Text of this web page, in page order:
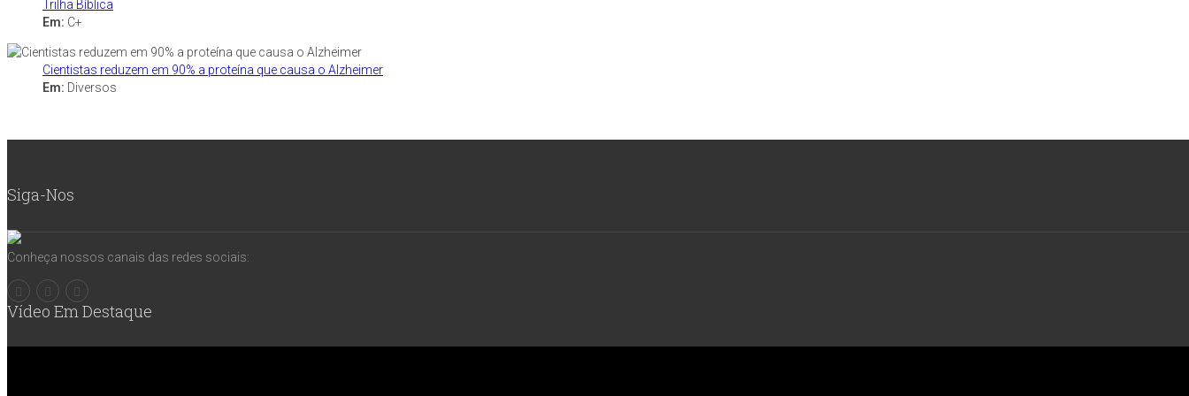
Trilha Bíblica
Em: C+
Cientistas reduzem em 90% a proteína que causa o Alzheimer
Em: Diversos
Siga-Nos
Conheça nossos canais das redes sociais:
Vídeo Em Destaque